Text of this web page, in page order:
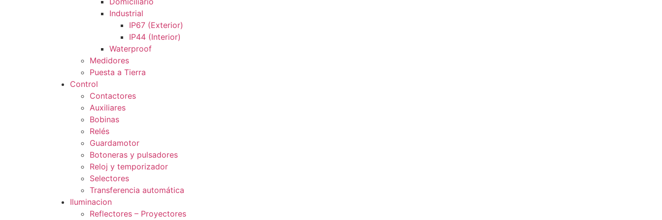
Industrial
IP67 (Exterior)
IP44 (Interior)
Waterproof
Medidores
Puesta a Tierra
Control
Contactores
Auxiliares
Bobinas
Relés
Guardamotor
Botoneras y pulsadores
Reloj y temporizador
Selectores
Transferencia automática
Iluminacion
Reflectores – Proyectores